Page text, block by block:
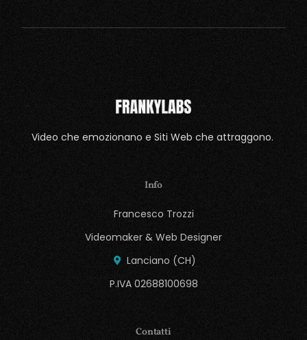
Video che emozionano e Siti Web che attraggono.
Info
Francesco Trozzi
Videomaker & Web Designer
Lanciano (CH)
P.IVA 02688100698
Contatti